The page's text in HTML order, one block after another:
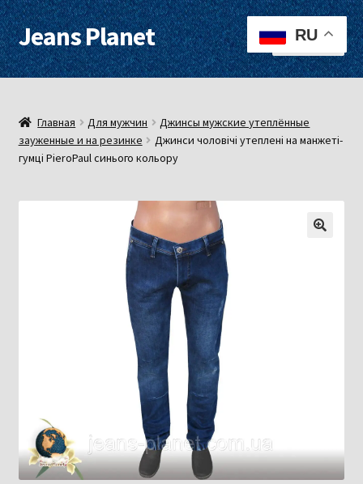
Перейти
к
навигации
Перейти
к
содержимому
Jeans Planet Меню
Для женщин
Для мужчин
О нас
Оплата, доставка
Главная Для мужчин
Джинсы мужские утеплённые
зауженные и на резинке
Джинси чоловічі утеплені на манжеті-
гумці PieroPaul синього кольору
RU